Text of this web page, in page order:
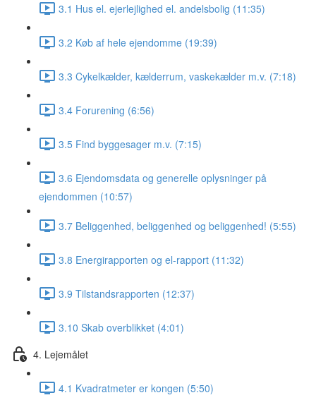
3.1 Hus el. ejerlejlighed el. andelsbolig (11:35)
3.2 Køb af hele ejendomme (19:39)
3.3 Cykelkælder, kælderrum, vaskekælder m.v. (7:18)
3.4 Forurening (6:56)
3.5 Find byggesager m.v. (7:15)
3.6 Ejendomsdata og generelle oplysninger på
ejendommen (10:57)
3.7 Beliggenhed, beliggenhed og beliggenhed! (5:55)
3.8 Energirapporten og el-rapport (11:32)
3.9 Tilstandsrapporten (12:37)
3.10 Skab overblikket (4:01)
4. Lejemålet
4.1 Kvadratmeter er kongen (5:50)